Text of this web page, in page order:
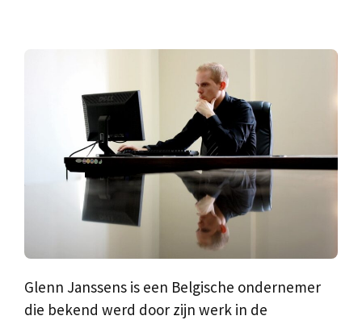
Glenn Janssens is een Belgische ondernemer
die bekend werd door zijn werk in de